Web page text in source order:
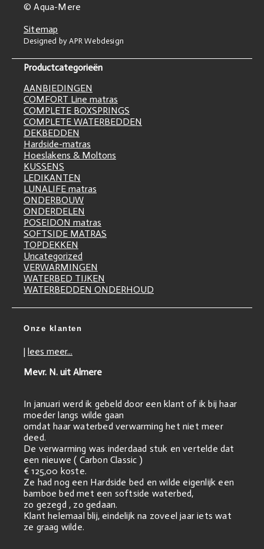
© Aqua-Mere
Sitemap
Designed by APR Webdesign
Productcategorieën
AANBIEDINGEN
COMFORT Line matras
COMPLETE BOXSPRINGS
COMPLETE WATERBEDDEN
DEKBEDDEN
Hardside-matras
Hoeslakens & Moltons
KUSSENS
LEDIKANTEN
LUNALIFE matras
ONDERBOUW
ONDERDELEN
POSEIDON matras
SOFTSIDE MATRAS
TOPDEKKEN
Uncategorized
VERWARMINGEN
WATERBED TIJKEN
WATERBEDDEN ONDERHOUD
Onze klanten
| lees meer...
Mevr. N. uit Almere
In januari werd ik gebeld door een klant of ik bij haar
moeder langs wilde gaan
omdat haar waterbed verwarming het niet meer
deed.
De verwarming was inderdaad stuk en vertelde dat
een nieuwe ( Carbon Classic )
€ 125,00 koste.
Ze had nog een Hardside bed en wilde eigenlijk een
bamboe bed met een softside waterbed,
zo gezegd , zo gedaan.
Klant helemaal blij, eindelijk na zoveel jaar iets wat
ze graag wilde.